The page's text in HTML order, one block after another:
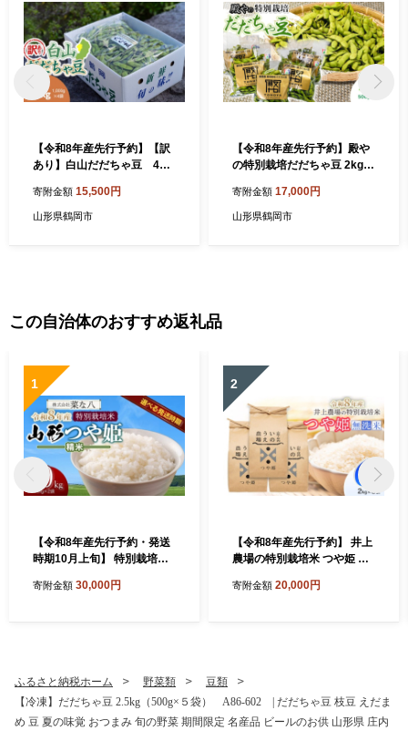
【令和8年産先行予約】【訳
あり】白山だだちゃ豆 4kg
だちゃ豆 枝豆 えだまめ 豆 規
格外品 4キロ 夏の味覚 おつ
寄附金額 15,500円
山形県鶴岡市
【令和8年産先行予約】殿や
の特別栽培だだちゃ豆 2kg
鶴岡 K-845 | だだちゃ豆
枝豆 えだまめ 豆 2キロ 夏の
寄附金額 17,000円
山形県鶴岡市
この自治体のおすすめ返礼品
1
【令和8年産先行予約・発送
時期10月上旬】 特別栽培米
2) 山形県鶴岡市産 株式会
寄附金額 30,000円
2
【令和8年産先行予約】 井上
農場の特別栽培米 つや姫 無
56 山形県鶴岡市
寄附金額 20,000円
ふるさと納税ホーム 野菜類
豆類
【冷凍】だだちゃ豆 2.5kg（500g×５袋） A86-602 | だだちゃ豆 枝豆 えだま
め 豆 夏の味覚 おつまみ 旬の野菜 期間限定 名産品 ビールのお供 山形県 庄内